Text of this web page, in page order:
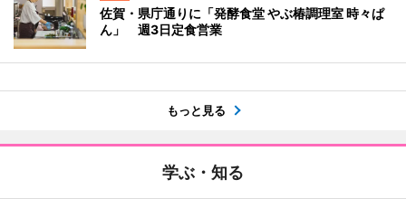
佐賀・県庁通りに「発酵食堂 やぶ椿調理室 時々ぱ
ん」 週3日定食営業
もっと見る
学ぶ・知る